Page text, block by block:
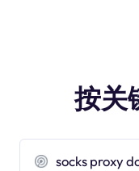
按关
socks proxy